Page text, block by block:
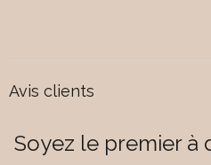
Avis clients
Soyez le premier à